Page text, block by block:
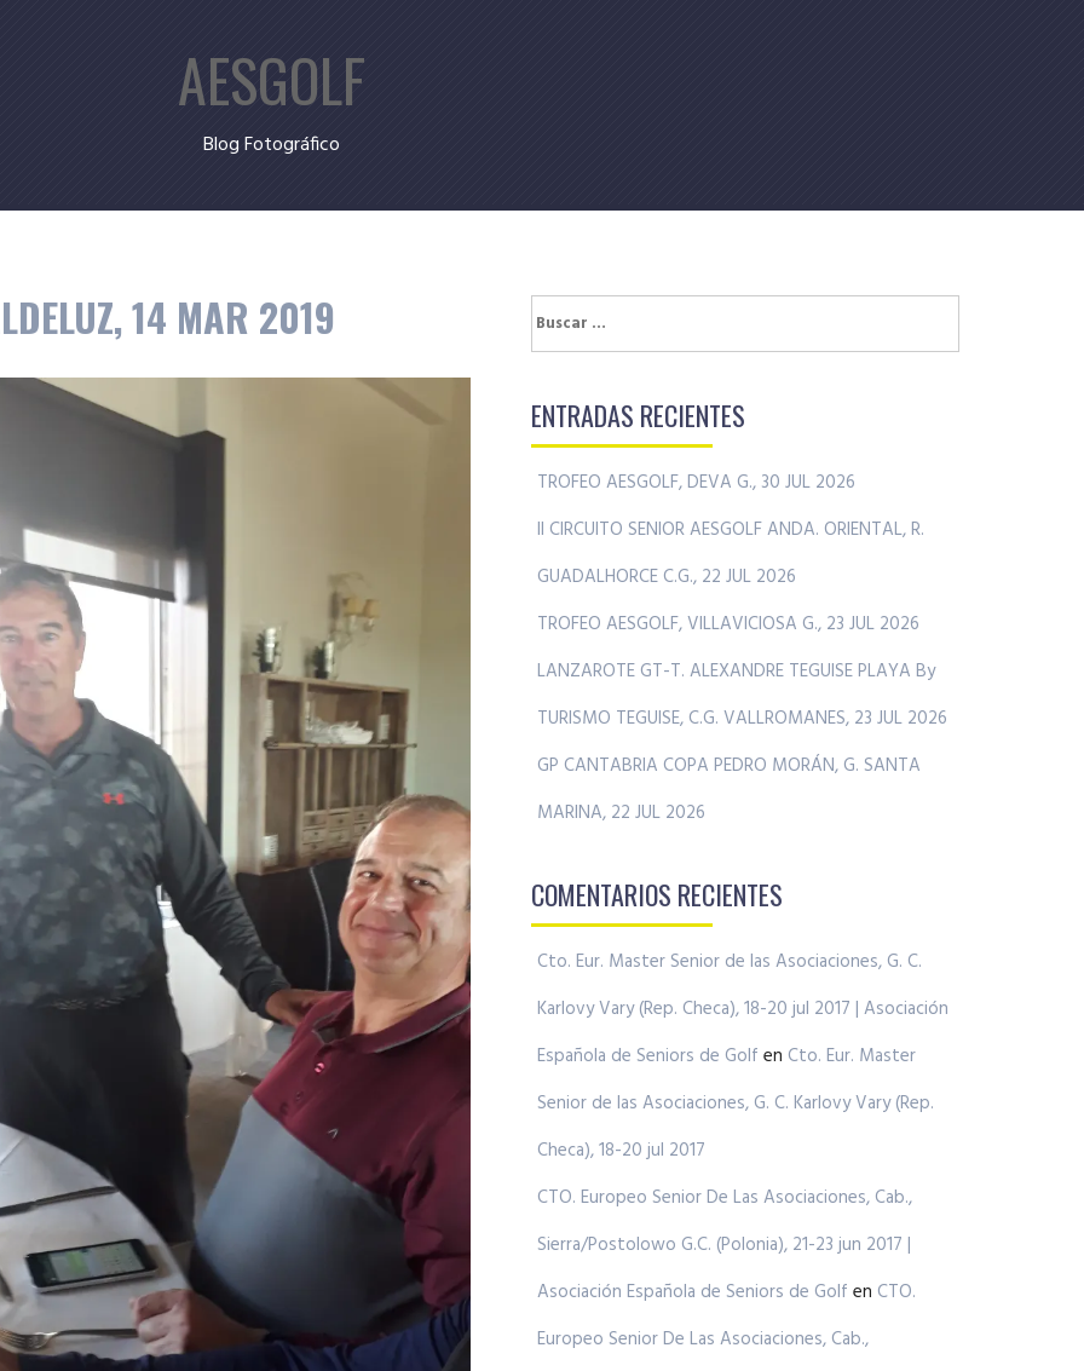
AESGOLF
Blog Fotográfico
14 MAR 2019 Buscar:
ENTRADAS RECIENTES
TROFEO AESGOLF, DEVA G., 30 JUL 2026
II CIRCUITO SENIOR AESGOLF ANDA. ORIENTAL, R.
GUADALHORCE C.G., 22 JUL 2026
TROFEO AESGOLF, VILLAVICIOSA G., 23 JUL 2026
LANZAROTE GT-T. ALEXANDRE TEGUISE PLAYA By
TURISMO TEGUISE, C.G. VALLROMANES, 23 JUL 2026
GP CANTABRIA COPA PEDRO MORÁN, G. SANTA
MARINA, 22 JUL 2026
COMENTARIOS RECIENTES
Cto. Eur. Master Senior de las Asociaciones, G. C.
Karlovy Vary (Rep. Checa), 18-20 jul 2017 | Asociación
Española de Seniors de Golf en Cto. Eur. Master
Senior de las Asociaciones, G. C. Karlovy Vary (Rep.
Checa), 18-20 jul 2017
CTO. Europeo Senior De Las Asociaciones, Cab.,
Sierra/Postolowo G.C. (Polonia), 21-23 jun 2017 |
Asociación Española de Seniors de Golf en CTO.
Europeo Senior De Las Asociaciones, Cab.,